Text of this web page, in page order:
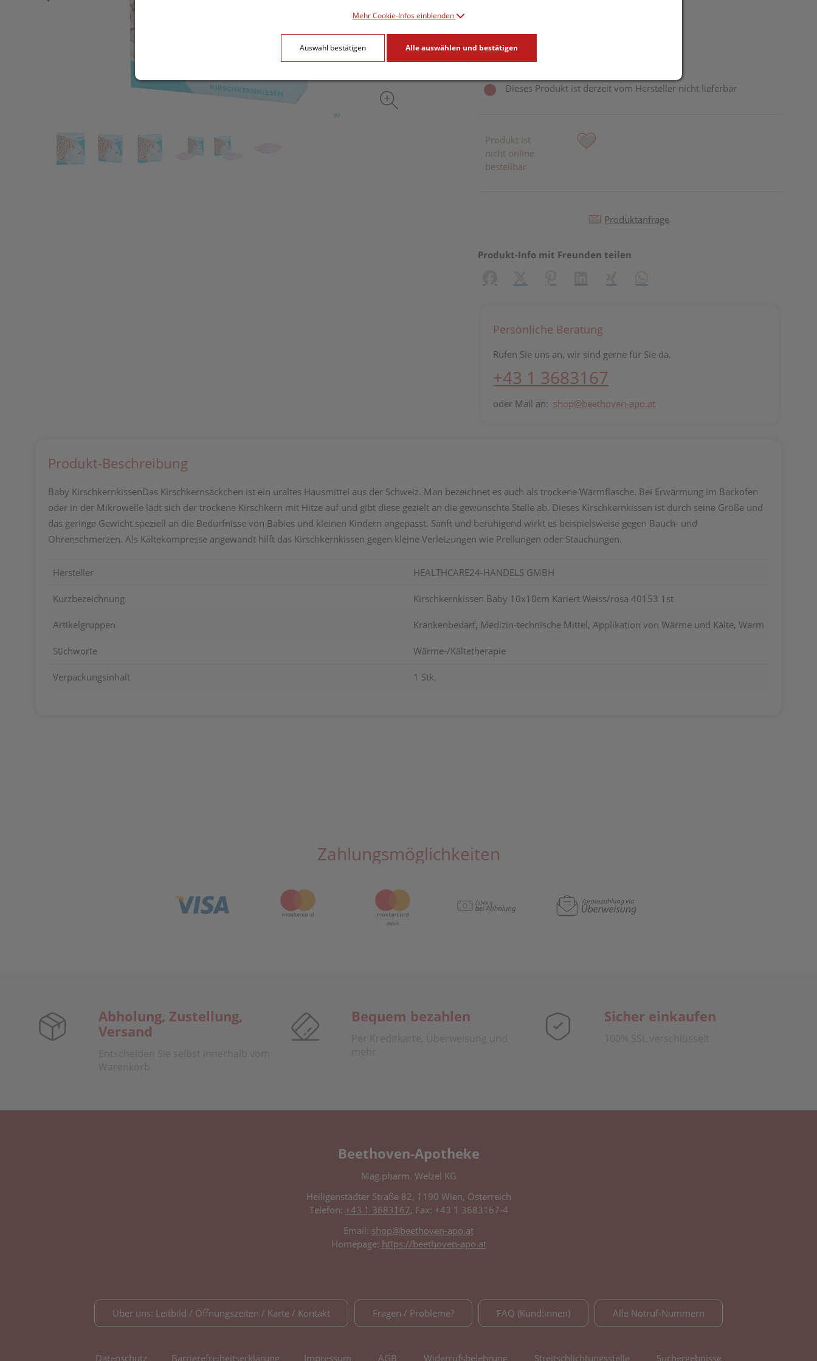
inkl. 20% MwSt.
Dieses Produkt ist derzeit vom Hersteller nicht lieferbar
Produkt ist
nicht online
bestellbar
Produktanfrage
Produkt-Info mit Freunden teilen
Persönliche Beratung
Rufen Sie uns an, wir sind gerne für Sie da.
+43 1 3683167
oder Mail an: shop@beethoven-apo.at
Produkt-Beschreibung
Baby KirschkernkissenDas Kirschkernsäckchen ist ein uraltes Hausmittel aus der Schweiz. Man bezeichnet es auch als trockene Wärmflasche. Bei Erwärmung im Backofen
oder in der Mikrowelle lädt sich der trockene Kirschkern mit Hitze auf und gibt diese gezielt an die gewünschte Stelle ab. Dieses Kirschkernkissen ist durch seine Größe und
das geringe Gewicht speziell an die Bedürfnisse von Babies und kleinen Kindern angepasst. Sanft und beruhigend wirkt es beispielsweise gegen Bauch- und
Ohrenschmerzen. Als Kältekompresse angewandt hilft das Kirschkernkissen gegen kleine Verletzungen wie Prellungen oder Stauchungen.
Hersteller HEALTHCARE24-HANDELS GMBH
Kurzbezeichnung Kirschkernkissen Baby 10x10cm Kariert Weiss/rosa 40153 1st
Artikelgruppen Krankenbedarf, Medizin-technische Mittel, Applikation von Wärme und Kälte, Warm
Stichworte Wärme-/Kältetherapie
Verpackungsinhalt 1 Stk.
Zahlungsmöglichkeiten
Abholung, Zustellung,
Versand
Entscheiden Sie selbst innerhalb vom
Warenkorb.
Bequem bezahlen
Per Kreditkarte, Überweisung und
mehr
Sicher einkaufen
100% SSL verschlüsselt
Beethoven-Apotheke
Mag.pharm. Welzel KG
Heiligenstädter Straße 82, 1190 Wien, Österreich
Telefon: +43 1 3683167, Fax: +43 1 3683167-4
Email: shop@beethoven-apo.at
Homepage: https://beethoven-apo.at
Über uns: Leitbild / Öffnungszeiten / Karte / Kontakt Fragen / Probleme? FAQ (Kund:innen) Alle Notruf-Nummern
Datenschutz Barrierefreiheitserklärung Impressum AGB Widerrufsbelehrung Streitschlichtungsstelle Suchergebnisse
Mehr Cookie-Infos einblenden
Auswahl bestätigen Alle auswählen und bestätigen